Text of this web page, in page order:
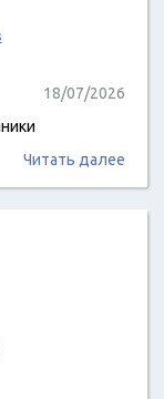
18/07/2026
Читать далее